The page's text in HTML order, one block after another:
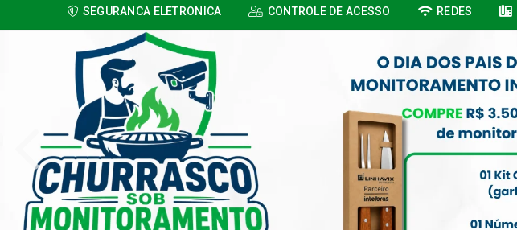
SEGURANCA ELETRONICA CONTROLE DE ACESSO REDES